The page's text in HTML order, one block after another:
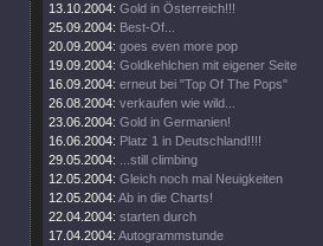
13.10.2004: Gold in Österreich!!!
25.09.2004: Best-Of...
20.09.2004: goes even more pop
19.09.2004: Goldkehlchen mit eigener Seite
16.09.2004: erneut bei "Top Of The Pops"
26.08.2004: verkaufen wie wild...
23.06.2004: Gold in Germanien!
16.06.2004: Platz 1 in Deutschland!!!!
29.05.2004:
...still climbing
12.05.2004: Gleich noch mal Neuigkeiten
12.05.2004: Ab in die Charts!
22.04.2004: starten durch
17.04.2004: Autogrammstunde